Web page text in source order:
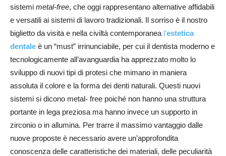
sistemi metal-free, che oggi rappresentano alternative affidabili
e versatili ai sistemi di lavoro tradizionali. Il sorriso è il nostro
biglietto da visita e nella civiltà contemporanea l’estetica
dentale è un “must” irrinunciabile, per cui il dentista moderno e
tecnologicamente all’avanguardia ha apprezzato molto lo
sviluppo di nuovi tipi di protesi che mimano in maniera
assoluta il colore e la forma dei denti naturali. Questi nuovi
sistemi si dicono metal- free poiché non hanno una struttura
portante in lega preziosa ma hanno invece un supporto in
zirconio o in allumina. Per trarre il massimo vantaggio dalle
nuove proposte è necessario avere un’approfondita
conoscenza delle caratteristiche dei materiali, delle peculiarità